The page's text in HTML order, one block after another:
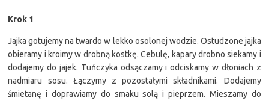
Krok 1
Jajka gotujemy na twardo w lekko osolonej wodzie. Ostudzone jajka
obieramy i kroimy w drobną kostkę. Cebulę, kapary drobno siekamy i
dodajemy do jajek. Tuńczyka odsączamy i odciskamy w dłoniach z
nadmiaru sosu. Łączymy z pozostałymi składnikami. Dodajemy
śmietanę i doprawiamy do smaku solą i pieprzem. Mieszamy do